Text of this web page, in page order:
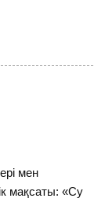
мен
мақсаты: «Су